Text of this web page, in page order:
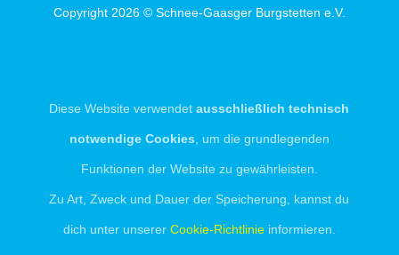
Copyright 2026 © Schnee-Gaasger Burgstetten e.V.
Diese Website verwendetausschließlich technisch
notwendige Cookies , um die grundlegenden
Funktionen der Website zu gewährleisten.
Zu Art, Zweck und Dauer der Speicherung, kannst du
dich unter unserer Cookie-Richtlinieinformieren.